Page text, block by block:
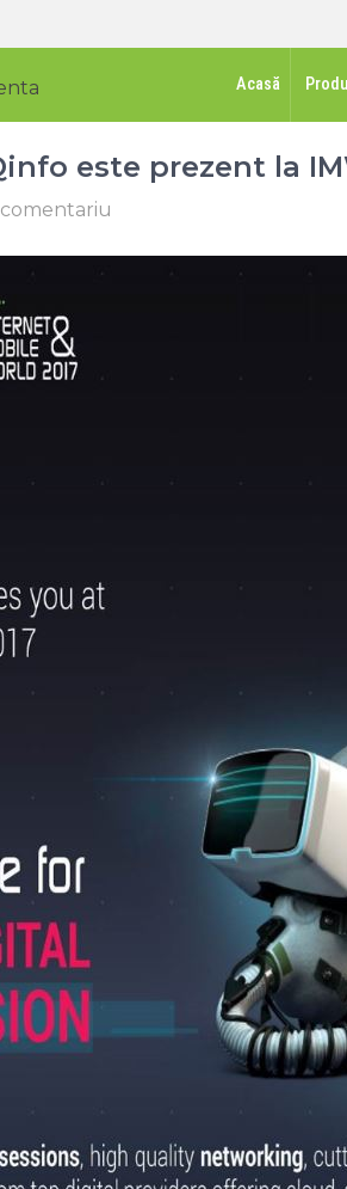
Acasă
este prezent la